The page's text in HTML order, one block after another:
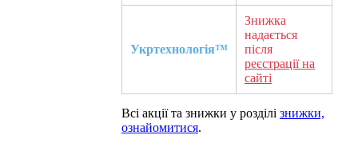
Укртехнологія™
Знижка
надається
після
реєстрації на
сайті
Всі акції та знижки у розділі знижки,
ознайомитися.